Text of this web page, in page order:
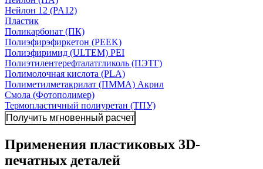
Нейлон 12 (PA12)
Пластик
Поликарбонат (ПК)
Полиэфирэфиркетон (PEEK)
Полиэфиримид (ULTEM) PEI
Полиэтилентерефталатгликоль (ПЭТГ)
Полимолочная кислота (PLA)
Полиметилметакрилат (ПММА) Акрил
Смола (Фотополимер)
Термопластичный полиуретан (ТПУ)
Получить мгновенный расчет
Применения пластиковых 3D-
печатных деталей